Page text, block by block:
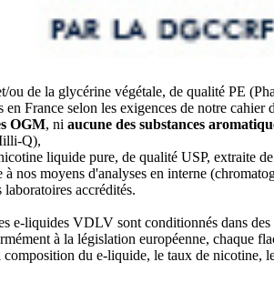
de la glycérine végétale, de qualité PE
en France selon les exigences de notre
OGM, ni aucune des substances
Q),
liquide pure, de qualité USP, extraite
à nos moyens d'analyses en interne
accrédités.
e-liquides VDLV sont conditionnés dans des
à la législation européenne, chaque
composition du e-liquide, le taux de nicotine,